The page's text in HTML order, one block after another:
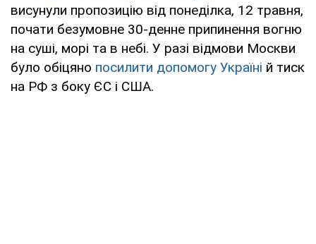
висунули пропозицію від понеділка, 12 травня,
почати безумовне 30-денне припинення вогню
на суші, морі та в небі. У разі відмови Москви
було обіцяно посилити допомогу Україні й тиск
на РФ з боку ЄС і США.